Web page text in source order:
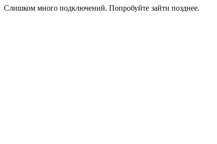
Слишком много подключений. Попробуйте зайти позднее.